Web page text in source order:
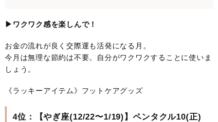
▶︎ワクワク感を楽しんで！
お金の流れが良く交際運も活発になる月。
今月は無理な節約は不要。自分がワクワクすることに使いま
しょう。
《ラッキーアイテム》フットケアグッズ
4位：【やぎ座(12/22〜1/19)】ペンタクル10(正)